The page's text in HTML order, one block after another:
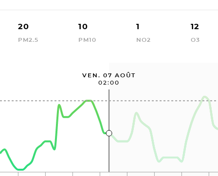
20
PM2.5
10
PM10
1
NO2
12
O3
VEN. 07 AOÛT
02:00